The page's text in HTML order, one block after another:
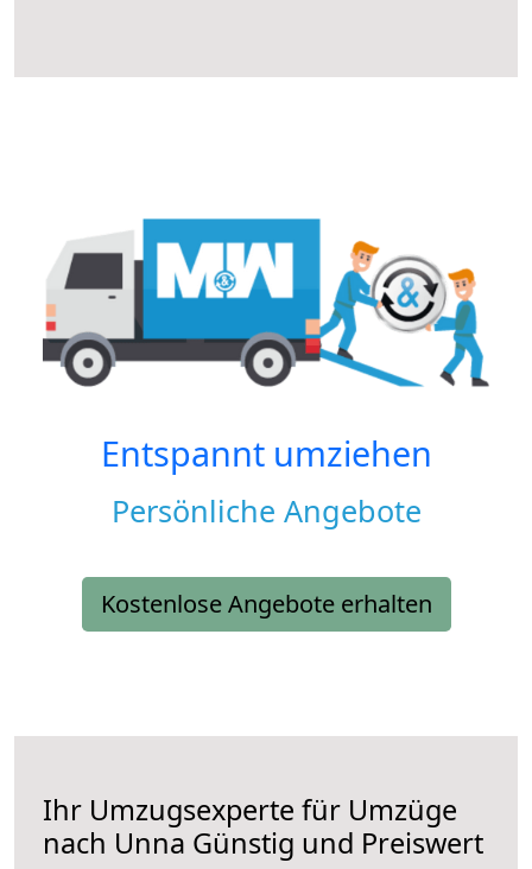
Entspannt umziehen
Persönliche Angebote
Kostenlose Angebote erhalten
Ihr Umzugsexperte für Umzüge
nach Unna Günstig und Preiswert